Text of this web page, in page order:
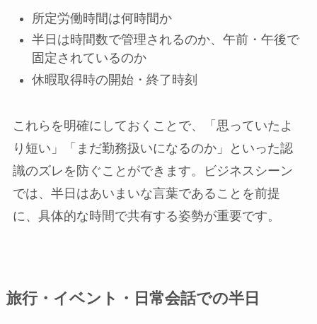
所定労働時間は何時間か
半日は時間数で管理されるのか、午前・午後で
固定されているのか
休暇取得時の開始・終了時刻
これらを明確にしておくことで、「思っていたよ
り短い」「まだ勤務扱いになるのか」といった認
識のズレを防ぐことができます。ビジネスシーン
では、半日はあいまいな言葉であることを前提
に、具体的な時間で共有する姿勢が重要です。
旅行・イベント・日常会話での半日